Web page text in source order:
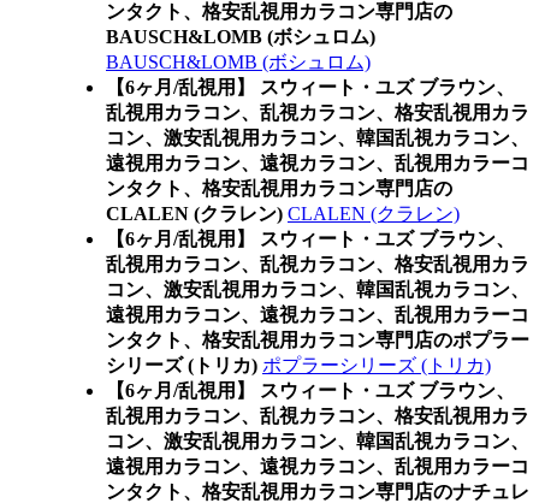
ンタクト、格安乱視用カラコン専門店の
BAUSCH&LOMB (ボシュロム)
BAUSCH&LOMB (ボシュロム)
【6ヶ月/乱視用】 スウィート・ユズ ブラウン、
乱視用カラコン、乱視カラコン、格安乱視用カラ
コン、激安乱視用カラコン、韓国乱視カラコン、
遠視用カラコン、遠視カラコン、乱視用カラーコ
ンタクト、格安乱視用カラコン専門店の
CLALEN (クラレン) CLALEN (クラレン)
【6ヶ月/乱視用】 スウィート・ユズ ブラウン、
乱視用カラコン、乱視カラコン、格安乱視用カラ
コン、激安乱視用カラコン、韓国乱視カラコン、
遠視用カラコン、遠視カラコン、乱視用カラーコ
ンタクト、格安乱視用カラコン専門店のポプラー
シリーズ (トリカ) ポプラーシリーズ (トリカ)
【6ヶ月/乱視用】 スウィート・ユズ ブラウン、
乱視用カラコン、乱視カラコン、格安乱視用カラ
コン、激安乱視用カラコン、韓国乱視カラコン、
遠視用カラコン、遠視カラコン、乱視用カラーコ
ンタクト、格安乱視用カラコン専門店のナチュレ